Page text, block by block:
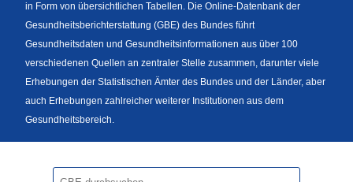
Fußzeile
in Form von übersichtlichen Tabellen. Die Online-Datenbank der
Gesundheitsberichterstattung (GBE) des Bundes führt
Gesundheitsdaten und Gesundheitsinformationen aus über 100
verschiedenen Quellen an zentraler Stelle zusammen, darunter viele
Erhebungen der Statistischen Ämter des Bundes und der Länder, aber
auch Erhebungen zahlreicher weiterer Institutionen aus dem
Gesundheitsbereich.